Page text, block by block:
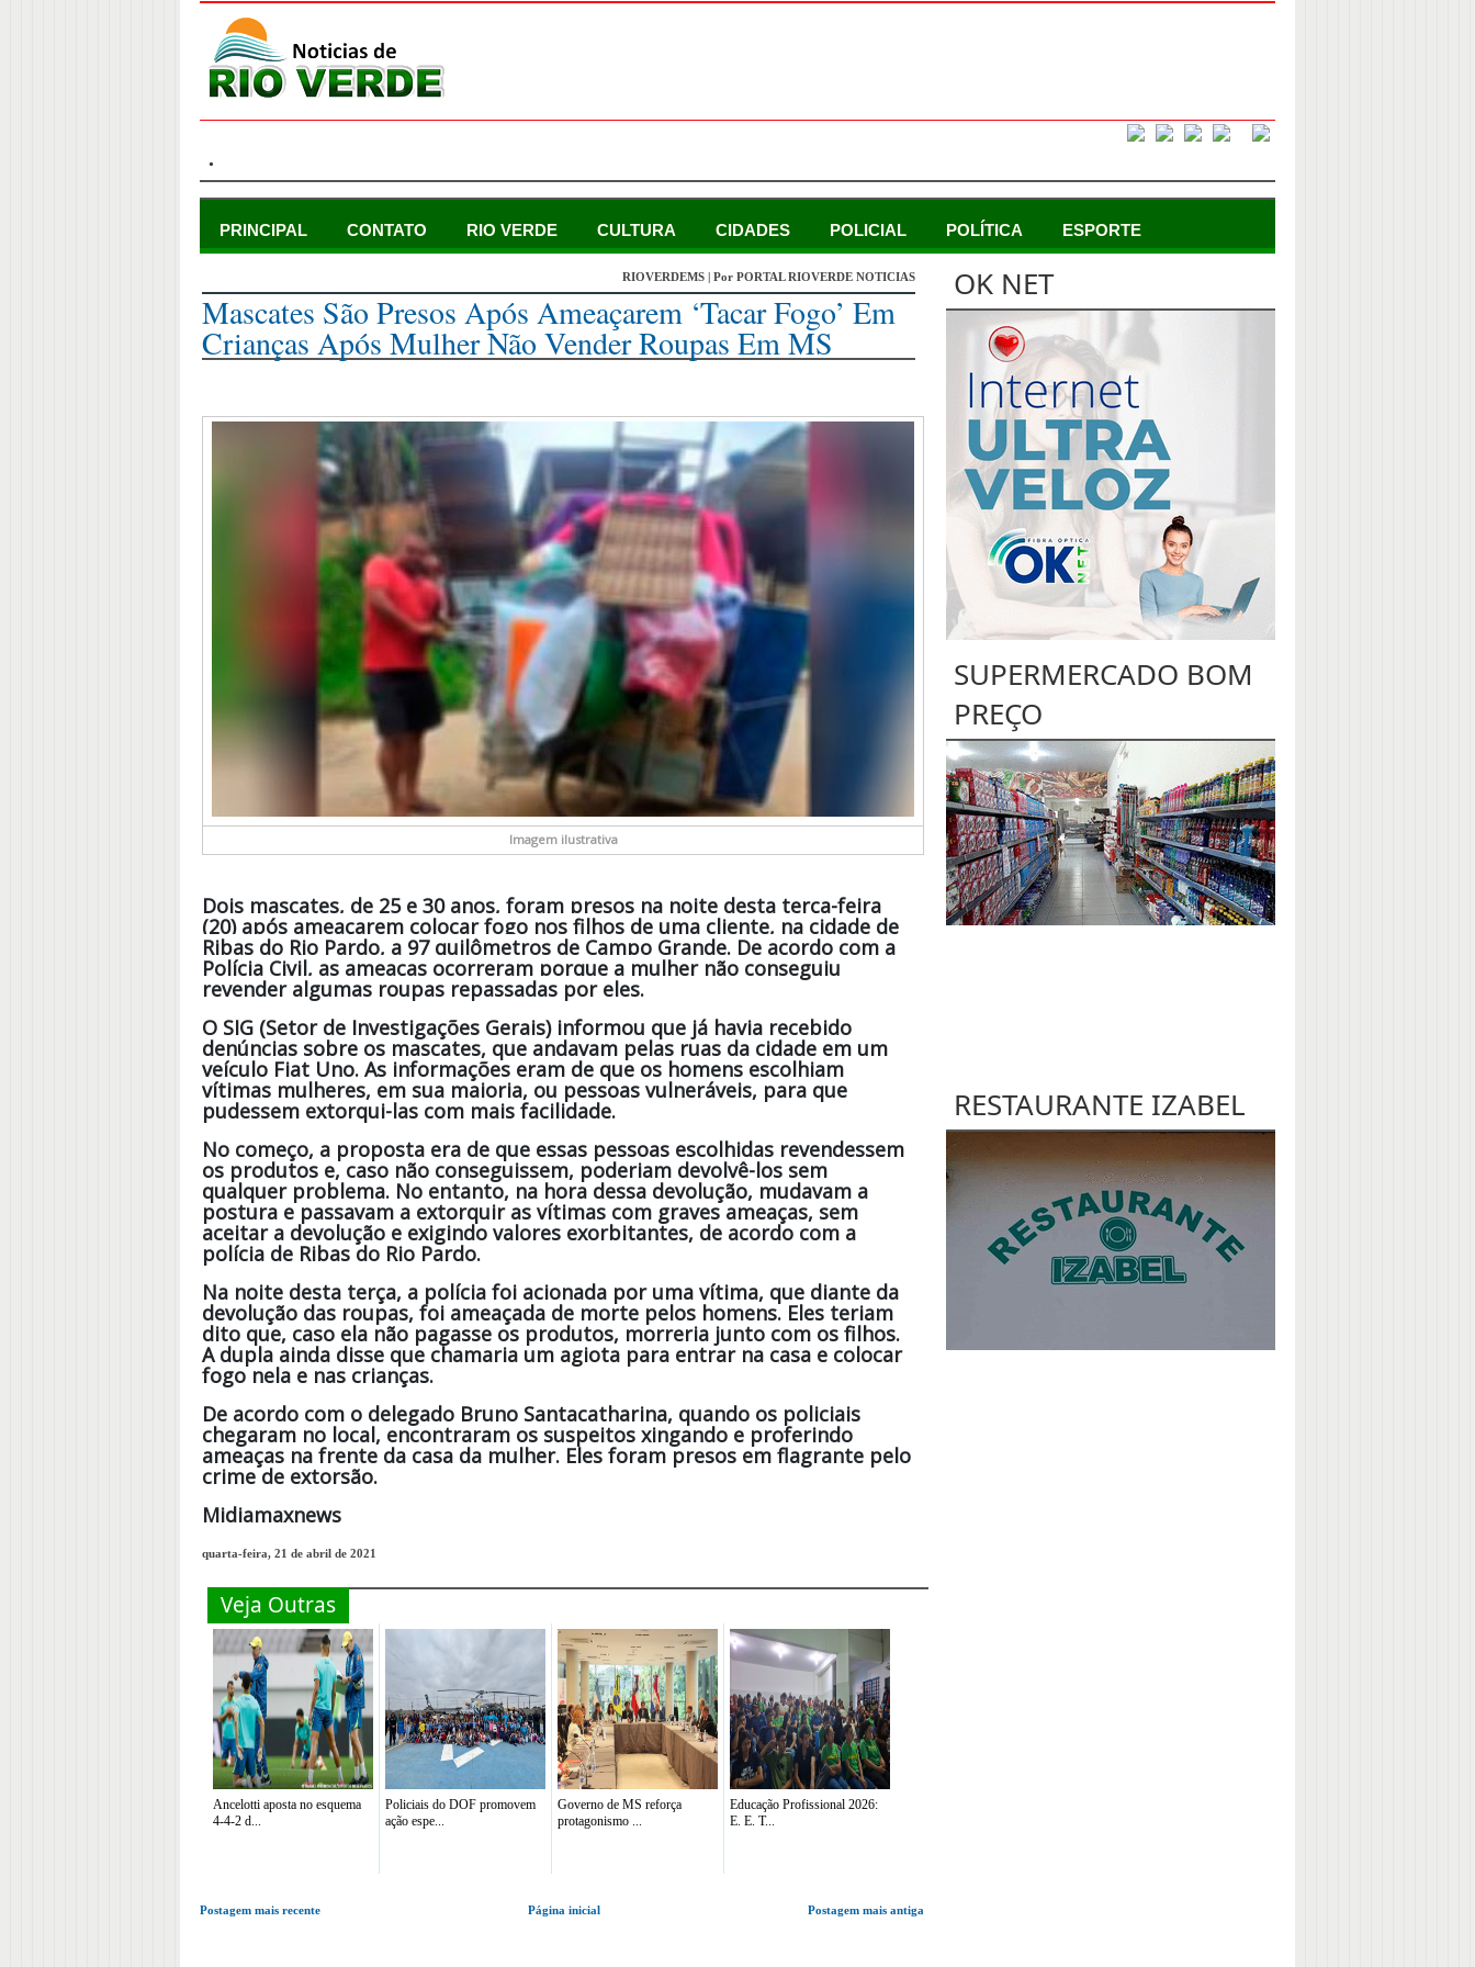
.
PRINCIPAL CONTATO RIO VERDE CULTURA CIDADES POLICIAL POLÍTICA ESPORTE
RIOVERDEMS | Por PORTAL RIOVERDE NOTICIAS
Mascates São Presos Após Ameaçarem ‘tacar Fogo’ Em
Crianças Após Mulher Não Vender Roupas Em MS
Imagem ilustrativa
Dois mascates, de 25 e 30 anos, foram presos na noite desta terça-feira
(20) após ameaçarem colocar fogo nos filhos de uma cliente, na cidade de
Ribas do Rio Pardo, a 97 quilômetros de Campo Grande. De acordo com a
Polícia Civil, as ameaças ocorreram porque a mulher não conseguiu
revender algumas roupas repassadas por eles.
O SIG (Setor de Investigações Gerais) informou que já havia recebido
denúncias sobre os mascates, que andavam pelas ruas da cidade em um
veículo Fiat Uno. As informações eram de que os homens escolhiam
vítimas mulheres, em sua maioria, ou pessoas vulneráveis, para que
pudessem extorqui-las com mais facilidade.
No começo, a proposta era de que essas pessoas escolhidas revendessem
os produtos e, caso não conseguissem, poderiam devolvê-los sem
qualquer problema. No entanto, na hora dessa devolução, mudavam a
postura e passavam a extorquir as vítimas com graves ameaças, sem
aceitar a devolução e exigindo valores exorbitantes, de acordo com a
polícia de Ribas do Rio Pardo.
Na noite desta terça, a polícia foi acionada por uma vítima, que diante da
devolução das roupas, foi ameaçada de morte pelos homens. Eles teriam
dito que, caso ela não pagasse os produtos, morreria junto com os filhos.
A dupla ainda disse que chamaria um agiota para entrar na casa e colocar
fogo nela e nas crianças.
De acordo com o delegado Bruno Santacatharina, quando os policiais
chegaram no local, encontraram os suspeitos xingando e proferindo
ameaças na frente da casa da mulher. Eles foram presos em flagrante pelo
crime de extorsão.
Midiamaxnews
quarta-feira, 21 de abril de 2021
Veja Outras
Ancelotti aposta no esquema
4-4-2 d...
Policiais do DOF promovem
ação espe...
Governo de MS reforça
protagonismo ...
Educação Profissional 2026:
E. E. T...
Postagem mais recente Postagem mais antiga
Página inicial
OK NET
SUPERMERCADO BOM
PREÇO
RESTAURANTE IZABEL